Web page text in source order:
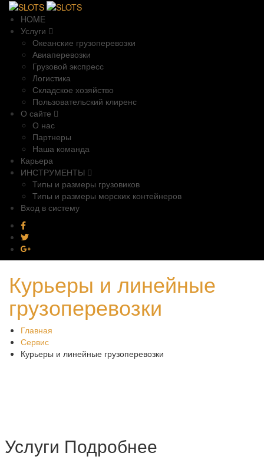
HOME
Услуги
Океанские грузоперевозки
Авиаперевозки
Грузовой экспресс
Логистика
Складское хозяйство
Пользовательский клиренс
О сайте
О нас
Партнеры
Наша команда
Карьера
ИНСТРУМЕНТЫ
Типы и размеры грузовиков
Типы и размеры морских контейнеров
Вход в систему
Курьеры и линейные
грузоперевозки
Главная
Сервис
Курьеры и линейные грузоперевозки
Услуги Подробнее